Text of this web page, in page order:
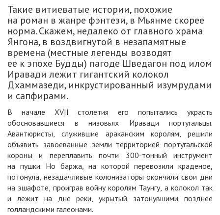
Такие витиеватые истории, похожие
на роман в жанре фэнтези, в Мьянме скорее
норма. Скажем, недалеко от главного храма
Янгона, в воздвигнутой в незапамятные
времена (местные легенды возводят
ее к эпохе Будды) пагоде Шведагон под илом
Иравади лежит гигантский колокол
Дхаммазеди, инкрустированный изумрудами
и сапфирами.
В начале XVII столетия его попытались украсть
обосновавшиеся в низовьях Иравади португальцы.
Авантюристы, служившие араканским королям, решили
объявить завоеванные земли территорией португальской
короны и переплавить почти 300-тонный инструмент
на пушки. Но баржа, на которой перевозили краденое,
потонула, незадачливые колонизаторы окончили свои дни
на эшафоте, проиграв войну королям Таунгу, а колокол так
и лежит на дне реки, укрытый затонувшими позднее
голландскими галеонами.